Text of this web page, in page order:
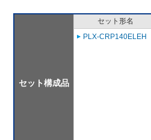
セット構成品
セット形名
PLX-CRP140ELEH